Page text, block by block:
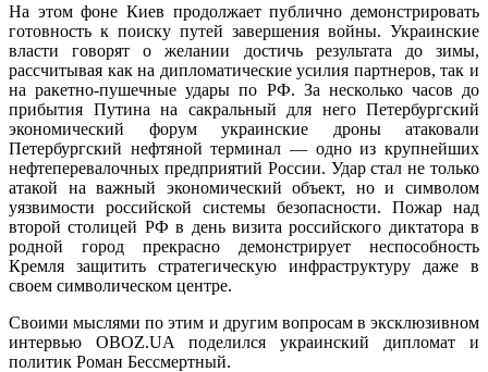
На этом фоне Киев продолжает публично демонстрировать
готовность к поиску путей завершения войны. Украинские
власти говорят о желании достичь результата до зимы,
рассчитывая как на дипломатические усилия партнеров, так и
на ракетно-пушечные удары по РФ. За несколько часов до
прибытия Путина на сакральный для него Петербургский
экономический форум украинские дроны атаковали
Петербургский нефтяной терминал — одно из крупнейших
нефтеперевалочных предприятий России. Удар стал не только
атакой на важный экономический объект, но и символом
уязвимости российской системы безопасности. Пожар над
второй столицей РФ в день визита российского диктатора в
родной город прекрасно демонстрирует неспособность
Кремля защитить стратегическую инфраструктуру даже в
своем символическом центре.
Своими мыслями по этим и другим вопросам в эксклюзивном
интервью OBOZ.UA поделился украинский дипломат и
политик Роман Бессмертный.